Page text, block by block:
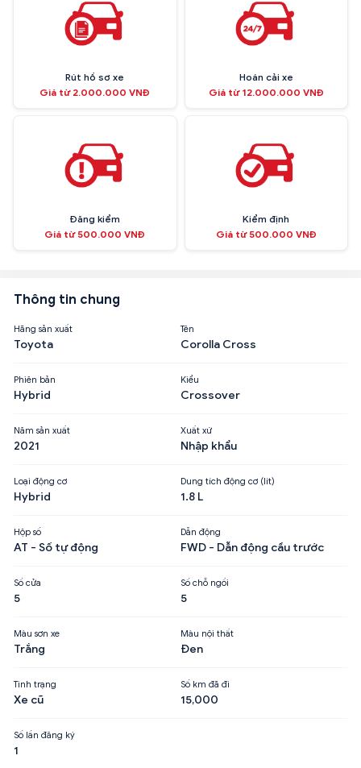
Rút hồ sơ xe
Giá từ 2.000.000 VNĐ
Hoán cải xe
Giá từ 12.000.000 VNĐ
Đăng kiểm
Giá từ 500.000 VNĐ
Kiểm định
Giá từ 500.000 VNĐ
Thông tin chung
Hãng sản xuất
Toyota
Tên
Corolla Cross
Phiên bản
Hybrid
Kiểu
Crossover
Năm sản xuất
2021
Xuất xứ
Nhập khẩu
Loại động cơ
Hybrid
Dung tích động cơ (lít)
1.8 L
Hộp số
AT - Số tự động
Dẫn động
FWD - Dẫn động cầu trước
Số cửa
5
Số chỗ ngồi
5
Màu sơn xe
Trắng
Màu nội thất
Đen
Tình trạng
Xe cũ
Số km đã đi
15,000
Số lần đăng ký
1